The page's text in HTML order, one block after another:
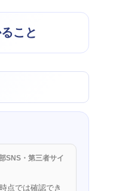
こと
SNS・第三者サイ
点では確認でき